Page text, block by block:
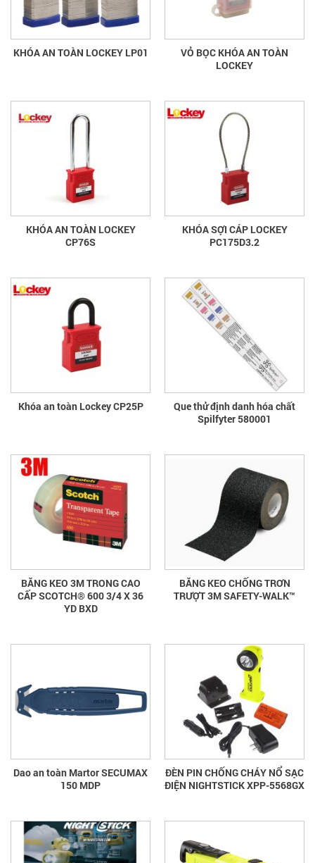
KHÓA AN TOÀN LOCKEY LP01
VỎ BỌC KHÓA AN TOÀN
LOCKEY
KHÓA AN TOÀN LOCKEY
CP76S
KHÓA SỢI CÁP LOCKEY
PC175D3.2
Khóa an toàn Lockey CP25P
Que thử định danh hóa chất
Spilfyter 580001
BĂNG KEO 3M TRONG CAO
CẤP SCOTCH® 600 3/4 X 36
YD BXD
BĂNG KEO CHỐNG TRƠN
TRƯỢT 3M SAFETY-WALK™
Dao an toàn Martor SECUMAX
150 MDP
ĐÈN PIN CHỐNG CHÁY NỔ SẠC
ĐIỆN NIGHTSTICK XPP-5568GX